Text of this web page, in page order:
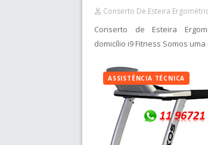
Conserto De Esteira
Conserto de Esteira
domicílio i9 Fitness Somos
ASSISTÊNCIA TÉCNICA